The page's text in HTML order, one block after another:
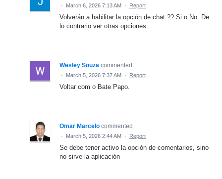
· March 6, 2026 7:13 AM · Report
Volverán a habilitar la opción de chat ?? Si o No. De
lo contrario ver otras opciones.
Wesley Souza commented
· March 5, 2026 7:37 AM · Report
Voltar com o Bate Papo.
Omar Marcelo commented
· March 5, 2026 2:44 AM · Report
Se debe tener activo la opción de comentarios, sino
no sirve la aplicación